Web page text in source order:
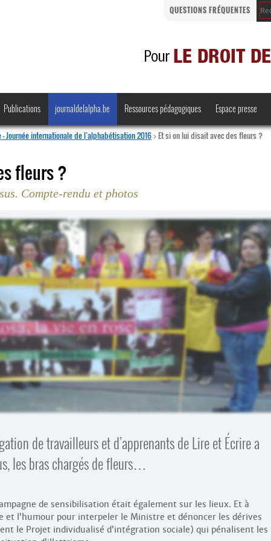
QUESTIONS FRÉQUENTES
Regards croisés
Publications
·
journaldelalpha.be Ressources pédagogiques
Bienvenue en Belgique
Espace presse
Journée internationale de l’alphabétisation 2016>Et si on lui disait avec des fleurs ?
fleurs ?
Compte-rendu et photos
de travailleurs et d’apprenants de Lire et Écrire a
les bras chargés de fleurs…
de sensibilisation était également sur les lieux. Et à
et l’humour pour interpeler le Ministre et dénoncer les dérives
le Projet individualisé d’intégration sociale) qui pénalisent les